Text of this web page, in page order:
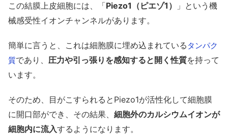
この結膜上皮細胞には、「Piezo1（ピエゾ1）
」という機
械感受性イオンチャンネルがあります。
簡単に言うと、これは細胞膜に埋め込まれている タンパク
質であり、 圧力や引っ張りを感知すると開く性質を持って
います。
そのため、目がこすられるとPiezo1が活性化して細胞膜
に開口部ができ、その結果、 細胞外のカルシウムイオンが
細胞内に流入するようになります。